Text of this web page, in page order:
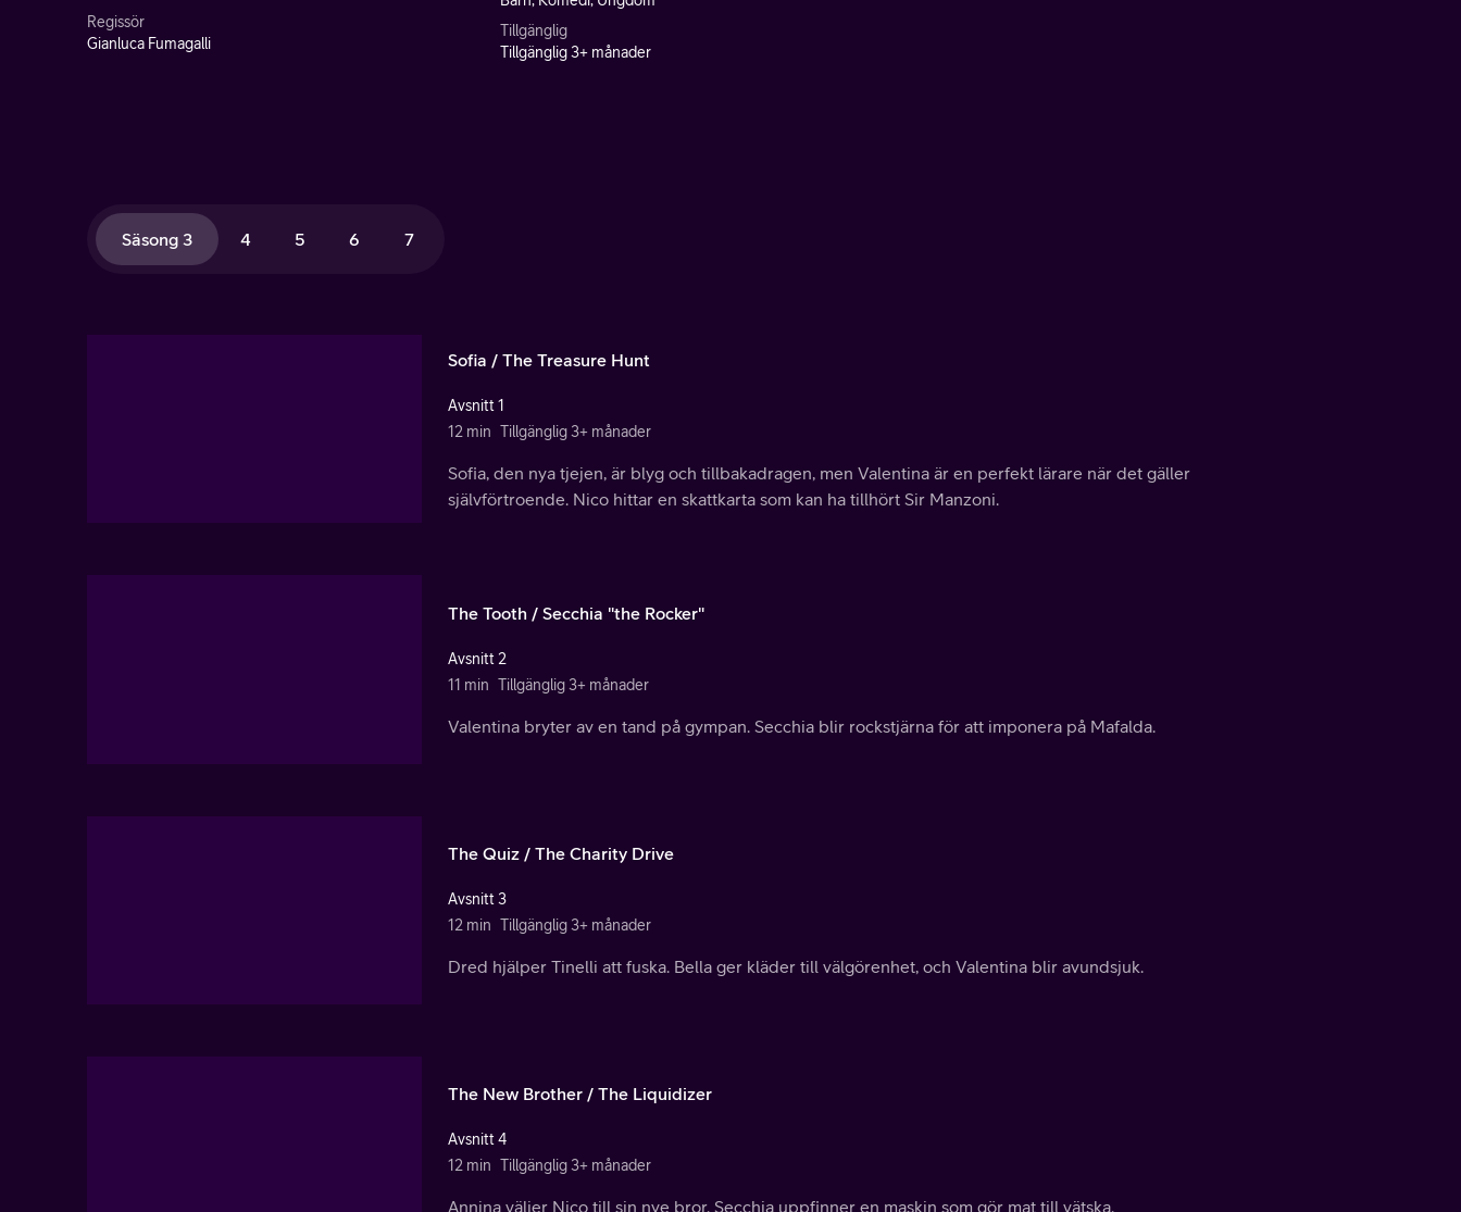
Regissör
Gianluca Fumagalli
Tillgänglig
Tillgänglig 3+ månader
Säsong 3 4 5 6 7
Sofia / The Treasure Hunt
Avsnitt 1
12 min Tillgänglig 3+ månader
Sofia, den nya tjejen, är blyg och tillbakadragen, men Valentina är en perfekt lärare när det gäller
självförtroende. Nico hittar en skattkarta som kan ha tillhört Sir Manzoni.
The Tooth / Secchia "the Rocker"
Avsnitt 2
11 min Tillgänglig 3+ månader
Valentina bryter av en tand på gympan. Secchia blir rockstjärna för att imponera på Mafalda.
The Quiz / The Charity Drive
Avsnitt 3
12 min Tillgänglig 3+ månader
Dred hjälper Tinelli att fuska. Bella ger kläder till välgörenhet, och Valentina blir avundsjuk.
The New Brother / The Liquidizer
Avsnitt 4
12 min Tillgänglig 3+ månader
Annina väljer Nico till sin nye bror. Secchia uppfinner en maskin som gör mat till vätska.